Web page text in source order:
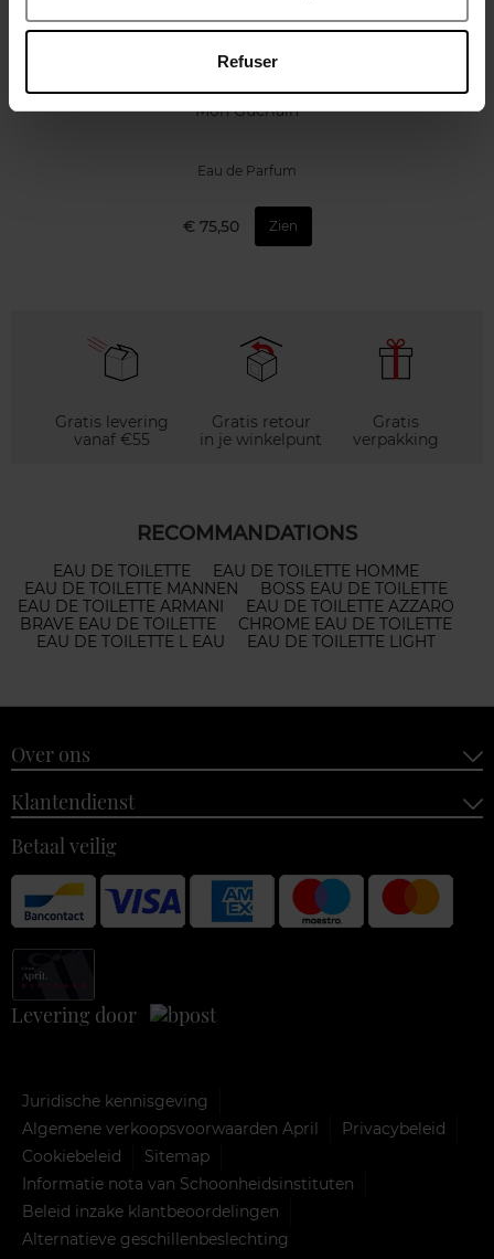
Refuser
GUERLAIN
Mon Guerlain
Eau de Parfum
€ 75,50 Zien
Gratis levering
vanaf €55
Gratis retour
in je winkelpunt
Gratis
verpakking
RECOMMANDATIONS
EAU DE TOILETTE
EAU DE TOILETTE HOMME
EAU DE TOILETTE MANNEN
BOSS EAU DE TOILETTE
EAU DE TOILETTE ARMANI
EAU DE TOILETTE AZZARO
BRAVE EAU DE TOILETTE
CHROME EAU DE TOILETTE
EAU DE TOILETTE L EAU
EAU DE TOILETTE LIGHT
Over ons
Klantendienst
Betaal veilig
Levering door
Juridische kennisgeving
Algemene verkoopsvoorwaarden April
Privacybeleid
Cookiebeleid
Sitemap
Informatie nota van Schoonheidsinstituten
Beleid inzake klantbeoordelingen
Alternatieve geschillenbeslechting